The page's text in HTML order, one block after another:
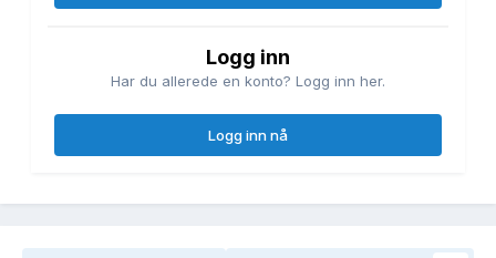
Logg inn
Har du allerede en konto? Logg inn her.
Logg inn nå